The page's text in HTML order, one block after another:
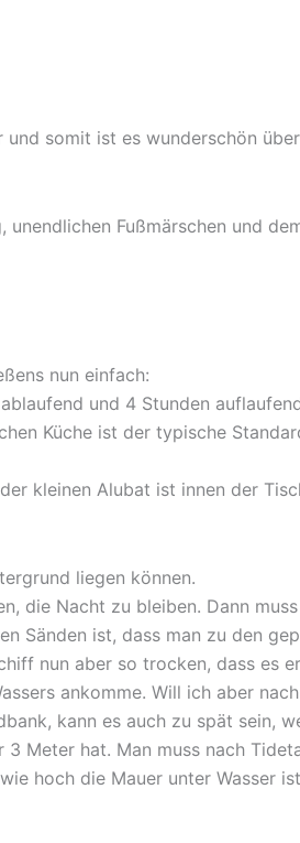
somit ist es wunderschön
Fußmärschen und
nun einfach:
und 4 Stunden
Küche ist der typische
kleinen Alubat ist innen der
liegen können.
die Nacht zu bleiben. Dann
Sänden ist, dass man zu den
nun aber so trocken, dass es
ankomme. Will ich aber
kann es auch zu spät sein,
Meter hat. Man muss nach
hoch die Mauer unter Wasser